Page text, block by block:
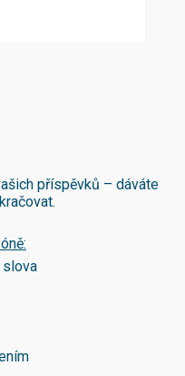
příspěvků – dáváte
slova